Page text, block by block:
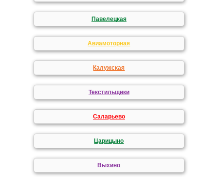
Павелецкая
Авиамоторная
Калужская
Текстильщики
Саларьево
Царицыно
Выхино